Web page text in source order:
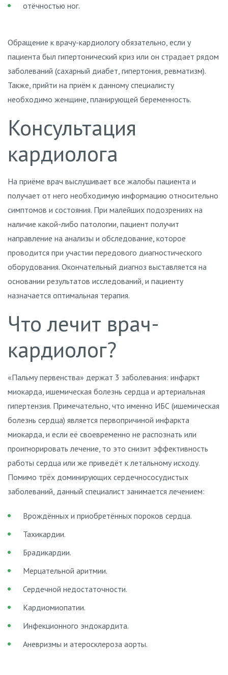
отёчностью ног.
Обращение к врачу-кардиологу обязательно, если у
пациента был гипертонический криз или он страдает рядом
заболеваний (сахарный диабет, гипертония, ревматизм).
Также, прийти на приём к данному специалисту
необходимо женщине, планирующей беременность.
Консультация
кардиолога
На приёме врач выслушивает все жалобы пациента и
получает от него необходимую информацию относительно
симптомов и состояния. При малейших подозрениях на
наличие какой-либо патологии, пациент получит
направление на анализы и обследование, которое
проводится при участии передового диагностического
оборудования. Окончательный диагноз выставляется на
основании результатов исследований, и пациенту
назначается оптимальная терапия.
Что лечит врач-
кардиолог?
«Пальму первенства» держат 3 заболевания: инфаркт
миокарда, ишемическая болезнь сердца и артериальная
гипертензия. Примечательно, что именно ИБС (ишемическая
болезнь сердца) является первопричиной инфаркта
миокарда, и если её своевременно не распознать или
проигнорировать лечение, то это снизит эффективность
работы сердца или же приведёт к летальному исходу.
Помимо трёх доминирующих сердечнососудистых
заболеваний, данный специалист занимается лечением:
Врождённых и приобретённых пороков сердца.
Тахикардии.
Брадикардии.
Мерцательной аритмии.
Сердечной недостаточности.
Кардиомиопатии.
Инфекционного эндокардита.
Аневризмы и атеросклероза аорты.